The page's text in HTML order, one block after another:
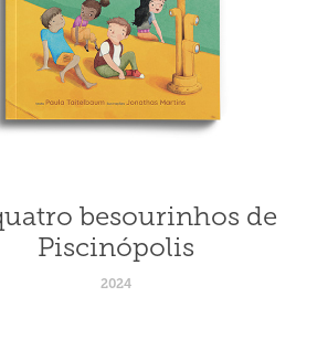
besourinhos de
Piscinópolis
2024